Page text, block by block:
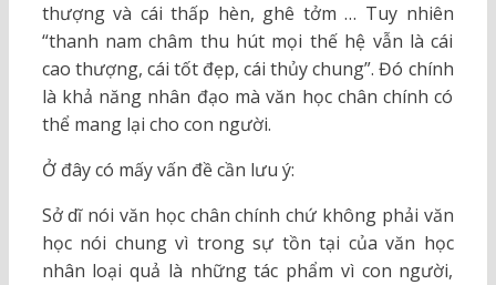
thượng và cái thấp hèn, ghê tởm … Tuy nhiên
“thanh nam châm thu hút mọi thế hệ vẫn là cái
cao thượng, cái tốt đẹp, cái thủy chung”. Đó chính
là khả năng nhân đạo mà văn học chân chính có
thể mang lại cho con người.
Ở đây có mấy vấn đề cần lưu ý:
Sở dĩ nói văn học chân chính chứ không phải văn
học nói chung vì trong sự tồn tại của văn học
nhân loại quả là những tác phẩm vì con người,